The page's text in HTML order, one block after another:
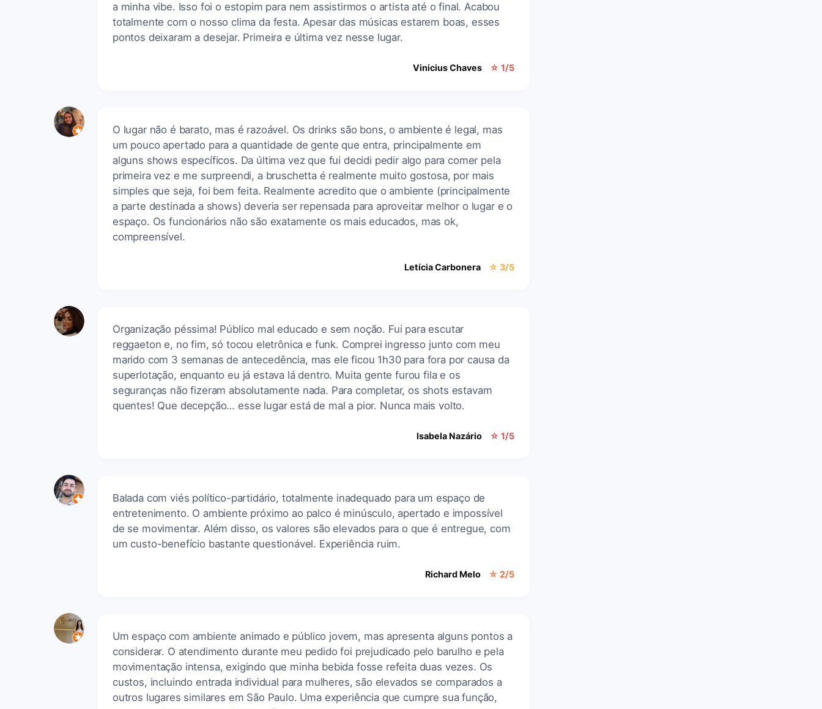
a minha vibe. Isso foi o estopim para nem assistirmos o artista até o final. Acabou
totalmente com o nosso clima da festa. Apesar das músicas estarem boas, esses
pontos deixaram a desejar. Primeira e última vez nesse lugar.
Vinicius Chaves ☆ 1/5
O lugar não é barato, mas é razoável. Os drinks são bons, o ambiente é legal, mas
um pouco apertado para a quantidade de gente que entra, principalmente em
alguns shows específicos. Da última vez que fui decidi pedir algo para comer pela
primeira vez e me surpreendi, a bruschetta é realmente muito gostosa, por mais
simples que seja, foi bem feita. Realmente acredito que o ambiente (principalmente
a parte destinada a shows) deveria ser repensada para aproveitar melhor o lugar e o
espaço. Os funcionários não são exatamente os mais educados, mas ok,
compreensível.
Letícia Carbonera ☆ 3/5
Organização péssima! Público mal educado e sem noção. Fui para escutar
reggaeton e, no fim, só tocou eletrônica e funk. Comprei ingresso junto com meu
marido com 3 semanas de antecedência, mas ele ficou 1h30 para fora por causa da
superlotação, enquanto eu já estava lá dentro. Muita gente furou fila e os
seguranças não fizeram absolutamente nada. Para completar, os shots estavam
quentes! Que decepção… esse lugar está de mal a pior. Nunca mais volto.
Isabela Nazário ☆ 1/5
Balada com viés político-partidário, totalmente inadequado para um espaço de
entretenimento. O ambiente próximo ao palco é minúsculo, apertado e impossível
de se movimentar. Além disso, os valores são elevados para o que é entregue, com
um custo-benefício bastante questionável. Experiência ruim.
Richard Melo ☆ 2/5
Um espaço com ambiente animado e público jovem, mas apresenta alguns pontos a
considerar. O atendimento durante meu pedido foi prejudicado pelo barulho e pela
movimentação intensa, exigindo que minha bebida fosse refeita duas vezes. Os
custos, incluindo entrada individual para mulheres, são elevados se comparados a
outros lugares similares em São Paulo. Uma experiência que cumpre sua função,